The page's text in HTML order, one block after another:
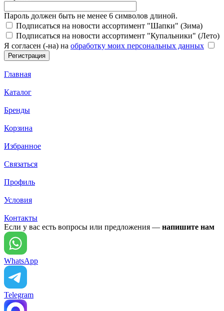
Пароль должен быть не менее 6 символов длиной.
Подписаться на новости ассортимент "Шапки" (Зима)
Подписаться на новости ассортимент "Купальники" (Лето)
Я согласен (-на) на обработку моих персональных данных
Главная
Каталог
Бренды
Корзина
Избранное
Связаться
Профиль
Условия
Контакты
Если у вас есть вопросы или предложения — напишите нам
WhatsApp
Telegram